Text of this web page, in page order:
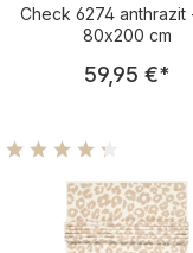
Check 6274 anthrazit
80x200 cm
59,95 €*
Durchschnittliche